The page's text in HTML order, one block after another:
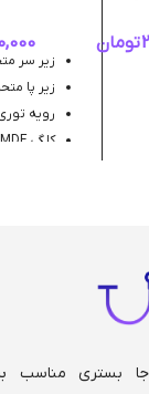
تومان
زیر سر
زیر پا متحرک
رویه
کلگی MDF
بستری مناسب